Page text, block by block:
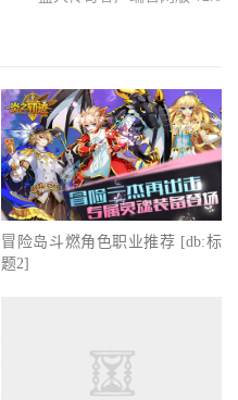
冒险岛斗燃角色职业推荐 [db:标
题2]